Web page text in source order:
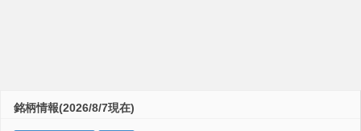
銘柄情報(2026/8/7現在)